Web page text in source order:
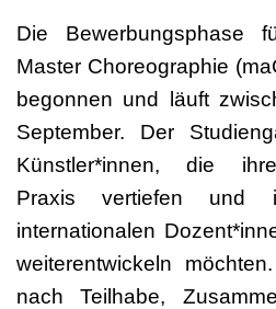
Die Bewerbungsphase
Master Choreographie
begonnen und läuft
September. Der
Künstler*innen, die
Praxis vertiefen und
internationalen
weiterentwickeln
nach Teilhabe,